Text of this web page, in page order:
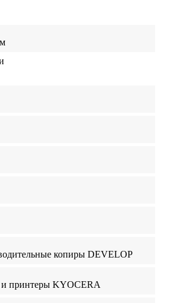
копиры DEVELOP
принтеры KYOCERA